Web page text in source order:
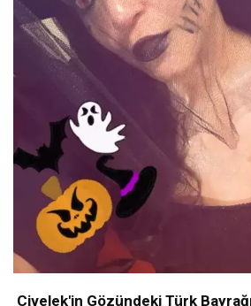
Civelek'in Gözündeki Türk